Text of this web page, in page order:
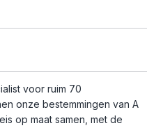
voor ruim 70
onze bestemmingen van A
op maat samen, met de